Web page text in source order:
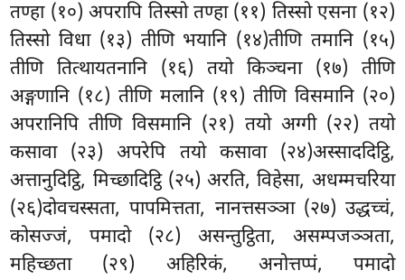
तण्हा (१०) अपरापि तिस्सो तण्हा (११) तिस्सो एसना (१२)
तिस्सो विधा (१३) तीणि भयानि (१४)तीणि तमानि (१५)
तीणि तित्थायतनानि (१६) तयो किञ्चना (१७) तीणि
अङ्गणानि (१८) तीणि मलानि (१९) तीणि विसमानि (२०)
अपरानिपि तीणि विसमानि (२१) तयो अग्गी (२२) तयो
कसावा (२३) अपरेपि तयो कसावा (२४)अस्साददिट्ठि,
अत्तानुदिट्ठि, मिच्छादिट्ठि (२५) अरति, विहेसा, अधम्मचरिया
(२६)दोवचस्सता, पापमित्तता, नानत्तसञ्ञा (२७) उद्धच्चं,
कोसज्जं, पमादो (२८) असन्तुट्ठिता, असम्पजञ्ञता,
महिच्छता (२९) अहिरिकं, अनोत्तप्पं, पमादो